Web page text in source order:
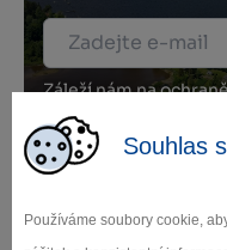
Souhlas
Používáme soubory cookie,
Záleží nám na